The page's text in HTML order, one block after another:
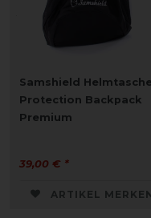
Samshield Helmtasche
Protection Backpack
Premium
39,00 € *
ARTIKEL